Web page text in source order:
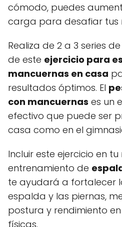
cómodo, puedes
carga para desafiar tus
Realiza de 2 a 3 series
de este ejercicio para
mancuernas en casa
resultados óptimos. El
con mancuernas es un
efectivo que puede ser
casa como en el
Incluir este ejercicio en
entrenamiento de
te ayudará a fortalecer
espalda y las piernas,
postura y rendimiento
físicas.